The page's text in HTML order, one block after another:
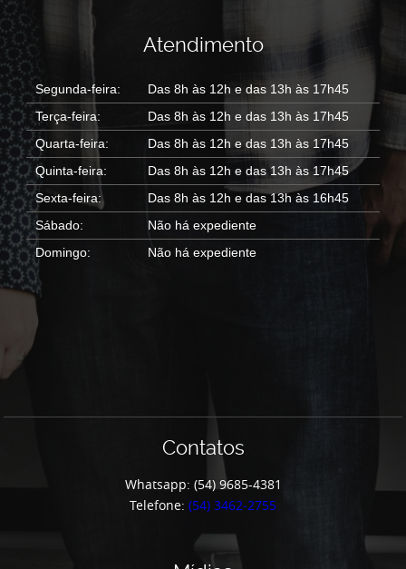
Atendimento
Segunda-feira:
Das 8h às 12h e das 13h às 17h45
Terça-feira:
Das 8h às 12h e das 13h às 17h45
Quarta-feira:
Das 8h às 12h e das 13h às 17h45
Quinta-feira:
Das 8h às 12h e das 13h às 17h45
Sexta-feira:
Das 8h às 12h e das 13h às 16h45
Sábado:
Não há expediente
Domingo:
Não há expediente
Contatos
Whatsapp: (54) 9685-4381
Telefone: (54) 3462-2755